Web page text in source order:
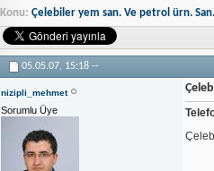
Konu: Çelebiler yem san. Ve petrol ürn.
05.05.07, 15:18 --
nizipli_mehmet
Sorumlu Üye